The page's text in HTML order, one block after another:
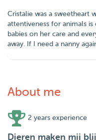
Cristalie was a sweetheart
attentiveness for animals
babies on her care and
away. If I need a nanny
About me
2 years experience
Dieren maken mij